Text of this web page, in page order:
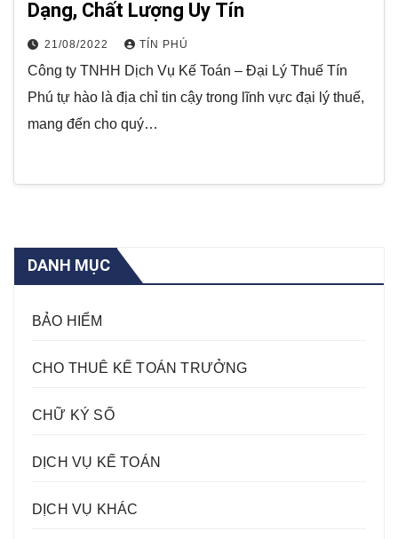
Dạng, Chất Lượng Uy Tín
21/08/2022 TÍN PHÚ
Công ty TNHH Dịch Vụ Kế Toán – Đại Lý Thuế Tín
Phú tự hào là địa chỉ tin cậy trong lĩnh vực đại lý thuế,
mang đến cho quý…
DANH MỤC
BẢO HIỂM
CHO THUÊ KẾ TOÁN TRƯỞNG
CHỮ KÝ SỐ
DỊCH VỤ KẾ TOÁN
DỊCH VỤ KHÁC